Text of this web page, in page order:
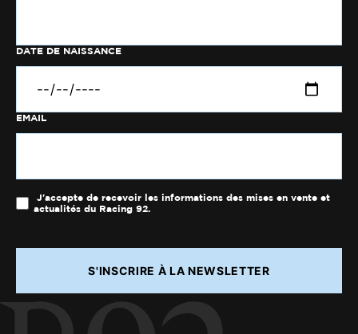
DATE DE NAISSANCE
EMAIL
J'accepte de recevoir les informations des mises en vente et
actualités du Racing 92.
S'INSCRIRE À LA NEWSLETTER